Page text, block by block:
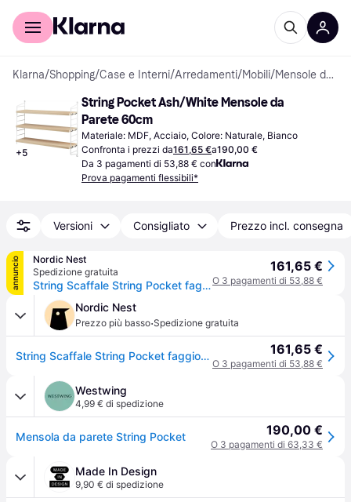
Per il tuo shopping
Klarna/Shopping/Case e Interni/Arredamenti/Mobili/ Mensole da Parete
+5
String Pocket Ash/White Mensole da
Parete 60cm
Materiale: MDF, Acciaio, Colore: Naturale, Bianco
Confronta i prezzi da161,65 €a190,00 €
Da 3 pagamenti di 53,88 € con
Prova pagamenti flessibili*
Versioni Consigliato Prezzo incl. consegna
annuncio
Nordic Nest
Spedizione gratuita
String Scaffale String Pocket faggio-bianco bianco - frassino
161,65 €
O 3 pagamenti di 53,88 €
Nordic Nest
Prezzo più basso·Spedizione gratuita
String Scaffale String Pocket faggio-bianco bianco - frassino 161,65 €
O 3 pagamenti di 53,88 €
Westwing
4,99 € di spedizione
Mensola da parete String Pocket 190,00 €
O 3 pagamenti di 63,33 €
Made In Design
9,90 € di spedizione